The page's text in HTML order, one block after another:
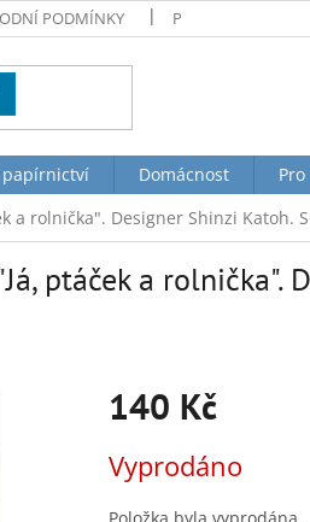
PODMÍNKY PODMÍNKY
papírnictví Domácnost
a rolnička". Designer Shinzi Katoh.
ptáček a rolnička".
140 Kč
cena:
Vyprodáno